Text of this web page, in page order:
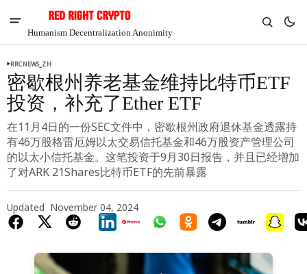
Humanism Decentralization Anonimity
RRCNEWS_ZH
密歇根州养老基金维持比特币ETF
投资，补充了Ether ETF
在11月4日的一份SEC文件中，密歇根州政府退休基金透露持
有46万股格雷厄姆以太交易信托基金和46万股资产管理公司
的以太小信托基金。这笔投资于9月30日报告，并且已经增加
了对ARK 21Shares比特币ETF的先前暴露
Updated November 04, 2024